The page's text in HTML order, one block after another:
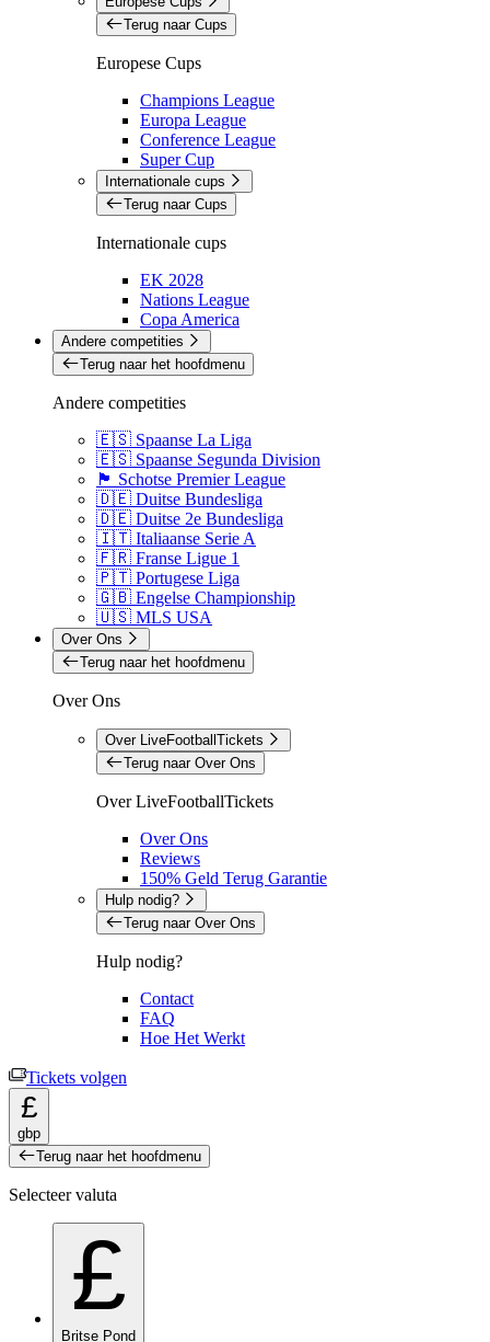
Terug naar Cups
Europese Cups
Champions League
Europa League
Conference League
Super Cup
Internationale cups
Terug naar Cups
Internationale cups
EK 2028
Nations League
Copa America
Andere competities
Terug naar het hoofdmenu
Andere competities
🇪🇸 Spaanse La Liga
🇪🇸 Spaanse Segunda Division
🏴󠁧󠁢󠁳󠁣󠁴󠁿 Schotse Premier League
🇩🇪 Duitse Bundesliga
🇩🇪 Duitse 2e Bundesliga
🇮🇹 Italiaanse Serie A
🇫🇷 Franse Ligue 1
🇵🇹 Portugese Liga
🇬🇧 Engelse Championship
🇺🇸 MLS USA
Over Ons
Terug naar het hoofdmenu
Over Ons
Over LiveFootballTickets
Terug naar Over Ons
Over LiveFootballTickets
Over Ons
Reviews
150% Geld Terug Garantie
Hulp nodig?
Terug naar Over Ons
Hulp nodig?
Contact
FAQ
Hoe Het Werkt
Tickets volgen
£
gbp
Terug naar het hoofdmenu
Selecteer valuta
£
Britse Pond